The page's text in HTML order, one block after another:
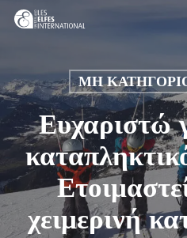
Skip
ΜΗ
Ευχαριστώ
χειμερινή